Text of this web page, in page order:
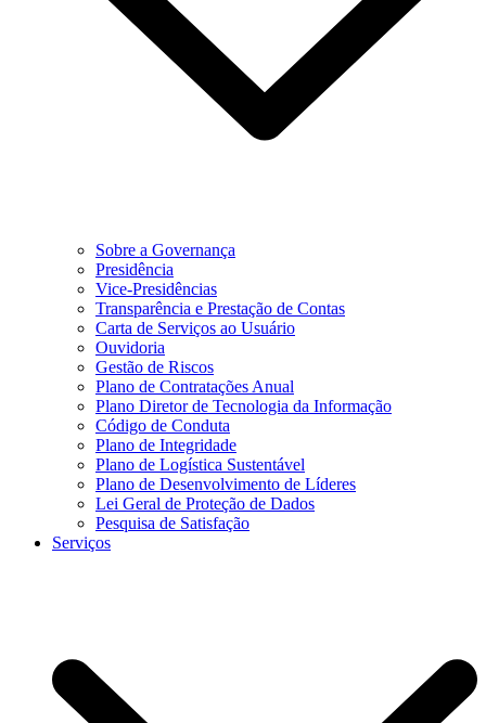
Sobre a Governança
Presidência
Vice-Presidências
Transparência e Prestação de Contas
Carta de Serviços ao Usuário
Ouvidoria
Gestão de Riscos
Plano de Contratações Anual
Plano Diretor de Tecnologia da Informação
Código de Conduta
Plano de Integridade
Plano de Logística Sustentável
Plano de Desenvolvimento de Líderes
Lei Geral de Proteção de Dados
Pesquisa de Satisfação
Serviços